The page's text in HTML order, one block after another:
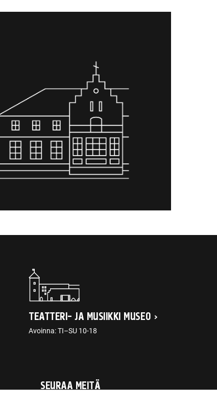
TEATTERI- JA MUSIIKKI MUSEO
Avoinna: TI–SU 10-18
SEURAA MEITÄ